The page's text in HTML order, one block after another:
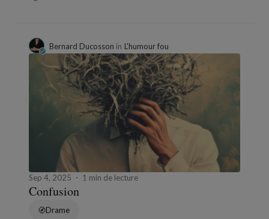
Bernard Ducosson in L'humour fou
Sep 4, 2025 1 min de lecture
Confusion
Drame